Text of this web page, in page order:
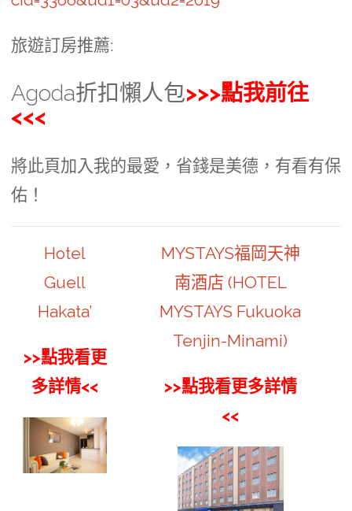
旅遊訂房推薦:
Agoda折扣懶人包>>>點我前往
<<<
將此頁加入我的最愛，省錢是美德，有看有保
佑！
Hotel
Guell
Hakata’
>>點我看更
多詳情<<
MYSTAYS福岡天神
南酒店 (HOTEL
MYSTAYS Fukuoka
Tenjin-Minami)
>>點我看更多詳情
<<